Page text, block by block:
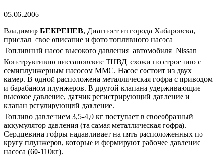
05.06.2006
Владимир БЕКРЕНЕВ, Диагност из города Хабаровска,
прислал свое описание и фото топливного насоса
Топливный насос высокого давления автомобиля Nissan
Конструктивно ниссановские ТНВД схожи по строению с
семиплунжерным насосом ММС. Насос состоит из двух
камер. В одной расположена металлическая гофра с приводом
и барабаном плунжеров. В другой клапана удерживающие
высокое давление, датчик регистрирующий давление и
клапан регулирующий давление.
Топливо давлением 3,5-4,0 кг поступает в своеобразный
аккумулятор давления (та самая металлическая гофра).
Сердцевина гофры надавливает на пять расположенных по
кругу плунжеров, которые и формируют рабочее давление
насоса (60-110кг).